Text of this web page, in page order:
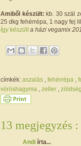
Amiből készült: kb. 30 szál
25 dkg fehérrépa, 1 nagy fej
Így készülta házi vegamix
címkék: aszalás fehérrépa
vöröshagyma
zeller zöldség
13 megjegyzés :
Andi írta...